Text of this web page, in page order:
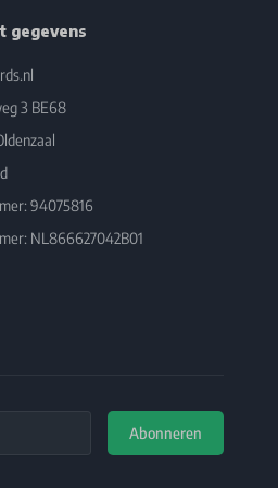
gegevens
3 BE68
94075816
NL866627042B01
Abonneren